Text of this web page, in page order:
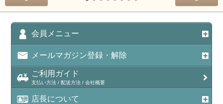
会員メニュー
メールマガジン登録・解除
ご利用ガイド
支払い方法 / 配送方法 / 会社概要
店長について